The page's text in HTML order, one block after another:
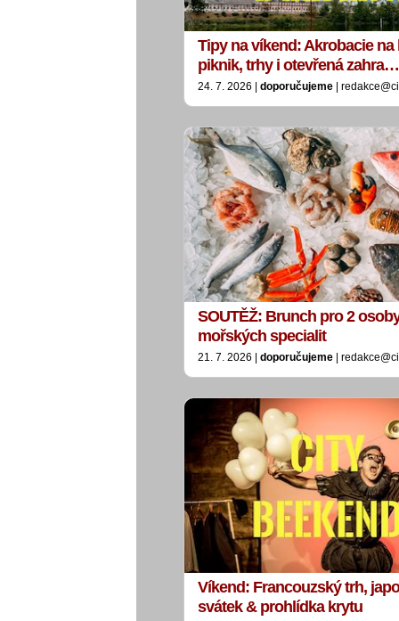
Tipy na víkend: Akrobacie na
piknik, trhy i otevřená zahra…
24. 7. 2026 | doporučujeme |
SOUTĚŽ: Brunch pro 2
mořských specialit
21. 7. 2026 | doporučujeme |
Víkend: Francouzský trh,
svátek & prohlídka krytu